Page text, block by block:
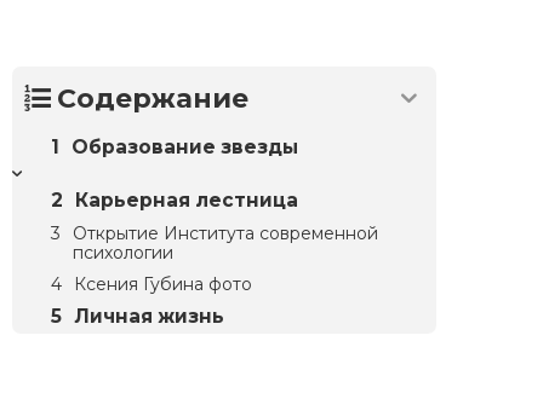
Содержание
Образование звезды
Карьерная лестница
Открытие Института современной
психологии
Ксения Губина фото
Личная жизнь